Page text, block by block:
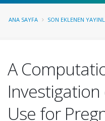
ANA SAYFA SON EKLENEN
A
Use for